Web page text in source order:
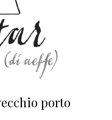
porto